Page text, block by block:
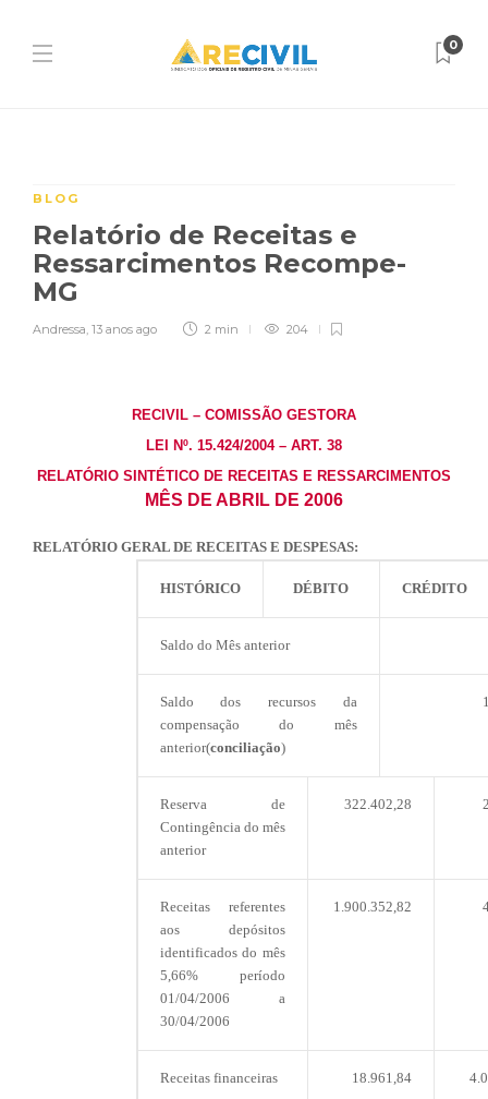
0
BLOG
Relatório de Receitas e
Ressarcimentos Recompe-
MG
Andressa, 13 anos ago 2 min 204
RECIVIL – COMISSÃO GESTORA
LEI Nº. 15.424/2004 – ART. 38
RELATÓRIO SINTÉTICO DE RECEITAS E RESSARCIMENTOS
MÊS DE ABRIL DE 2006
RELATÓRIO GERAL DE RECEITAS E DESPESAS:
HISTÓRICO DÉBITO CRÉDITO
Saldo do Mês anterior
Saldo dos recursos da
compensação do mês
anterior(conciliação)
Reserva de
Contingência do mês
anterior
322.402,28
Receitas referentes
aos depósitos
identificados do mês
5,66% período
01/04/2006 a
30/04/2006
1.900.352,82
Receitas financeiras 18.961,84
c
u
e
e